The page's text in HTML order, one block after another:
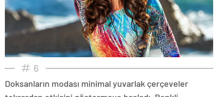
6
Doksanların modası minimal yuvarlak çerçeveler